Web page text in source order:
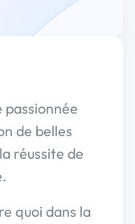
passionnée
de belles
réussite de
quoi dans la